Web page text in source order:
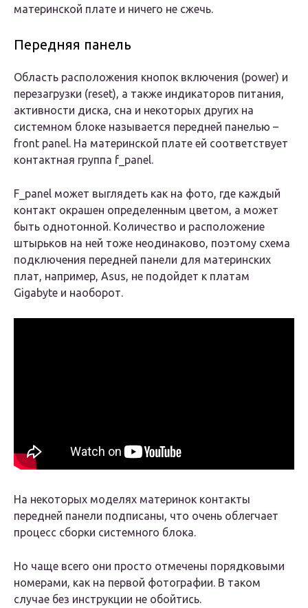
материнской плате и ничего не сжечь.
Передняя панель
Область расположения кнопок включения (power) и
перезагрузки (reset), а также индикаторов питания,
активности диска, сна и некоторых других на
системном блоке называется передней панелью –
front panel. На материнской плате ей соответствует
контактная группа f_panel.
F_panel может выглядеть как на фото, где каждый
контакт окрашен определенным цветом, а может
быть однотонной. Количество и расположение
штырьков на ней тоже неодинаково, поэтому схема
подключения передней панели для материнских
плат, например, Asus, не подойдет к платам
Gigabyte и наоборот.
На некоторых моделях материнок контакты
передней панели подписаны, что очень облегчает
процесс сборки системного блока.
Но чаще всего они просто отмечены порядковыми
номерами, как на первой фотографии. В таком
случае без инструкции не обойтись.